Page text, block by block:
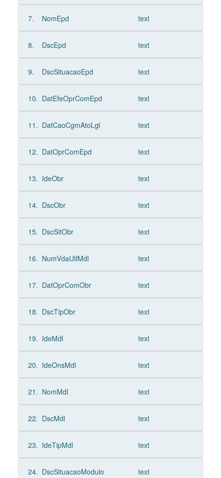
7. NomEpd text
8. DscEpd text
9. DscSituacaoEpd text
10. DatEfeOprComEpd text
11. DatCaoCgmAtoLgl text
12. DatOprComEpd text
13. IdeObr text
14. DscObr text
15. DscSitObr text
16. NumVdaUtlMdl text
17. DatOprComObr text
18. DscTipObr text
19. IdeMdl text
20. IdeOnsMdl text
21. NomMdl text
22. DscMdl text
23. IdeTipMdl text
24. DscSituacaoModulo text